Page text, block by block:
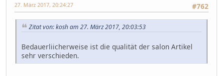
#762
27. März 2017, 20:24:27
Zitat von: kosh am 27. März 2017, 20:03:53
Bedauerliicherweise ist die qualität der salon Artikel
sehr verschieden.